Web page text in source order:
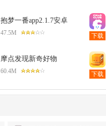
抱梦一番app2.1.7安卓
版
47.5M 下载
摩点发现新奇好物
6.22.1110安卓版
60.4M 下载